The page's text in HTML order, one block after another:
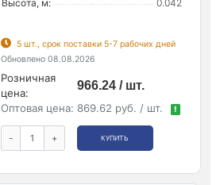
Высота, м:
0.042
5 шт., срок поставки 5-7 рабочих дней
Обновлено 08.08.2026
Розничная
цена:
966.24 / шт.
Оптовая цена: 869.62 руб. / шт. !
- + КУПИТЬ